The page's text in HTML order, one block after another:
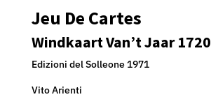
JAAR
1720
SOLLEONE
-
Jeu De Cartes
Windkaart Van’t Jaar 1720
Edizioni del Solleone 1971
Vito Arienti